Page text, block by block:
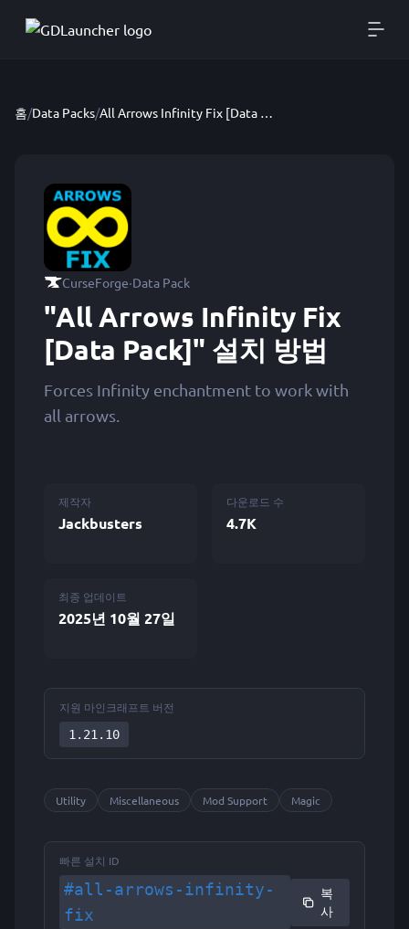
홈/Data Packs/ All Arrows Infinity Fix [Data Pack]
CurseForge·Data Pack
"All Arrows Infinity Fix
[Data Pack]" 설치 방법
Forces Infinity enchantment to work with
all arrows.
제작자
Jackbusters
다운로드 수
4.7K
최종 업데이트
2025년 10월 27일
지원 마인크래프트 버전
1.21.10
Utility Miscellaneous Mod Support Magic
빠른 설치 ID
#all-arrows-infinity-
fix
복
사